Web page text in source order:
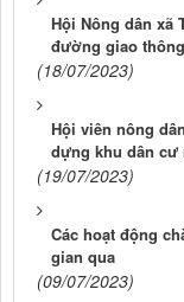
Hội Nông dân xã
đường giao thông
(18/07/2023)
Hội viên nông
dựng khu dân cư
(19/07/2023)
Các hoạt động
gian qua
(09/07/2023)